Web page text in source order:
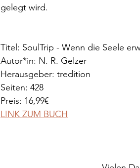
gelegt wird.
Titel: SoulTrip - Wenn die Seele
Autor*in: N. R. Gelzer
Herausgeber: tredition
Seiten: 428
Preis: 16,99€
LINK ZUM BUCH